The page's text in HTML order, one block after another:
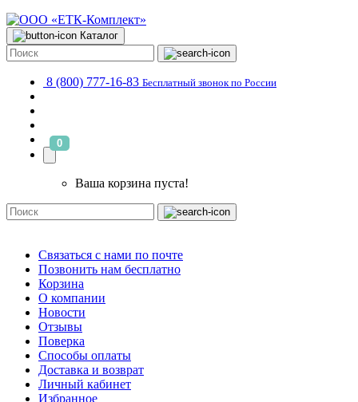
Каталог
8 (800) 777-16-83 Бесплатный звонок по России
0
Ваша корзина пуста!
Связаться с нами по почте
Позвонить нам бесплатно
Корзина
О компании
Новости
Отзывы
Поверка
Способы оплаты
Доставка и возврат
Личный кабинет
Избранное